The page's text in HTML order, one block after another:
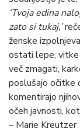
‘Tvoja edina
zato si tukaj,’
ženske
ostati lepe, vitke
več zmagati,
poslušajo očitke
komentirajo
očeh javnosti,
– Marie Kreutzer